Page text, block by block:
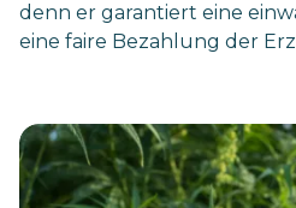
denn er garantiert eine
eine faire Bezahlung der